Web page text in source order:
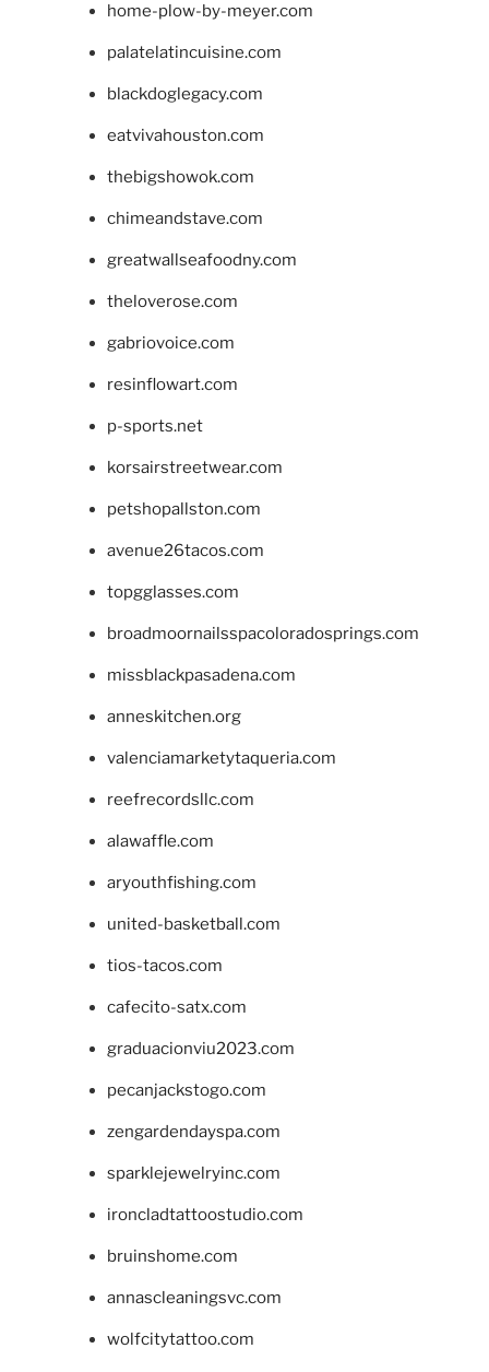
home-plow-by-meyer.com
palatelatincuisine.com
blackdoglegacy.com
eatvivahouston.com
thebigshowok.com
chimeandstave.com
greatwallseafoodny.com
theloverose.com
gabriovoice.com
resinflowart.com
p-sports.net
korsairstreetwear.com
petshopallston.com
avenue26tacos.com
topgglasses.com
broadmoornailsspacoloradosprings.com
missblackpasadena.com
anneskitchen.org
valenciamarketytaqueria.com
reefrecordsllc.com
alawaffle.com
aryouthfishing.com
united-basketball.com
tios-tacos.com
cafecito-satx.com
graduacionviu2023.com
pecanjackstogo.com
zengardendayspa.com
sparklejewelryinc.com
ironcladtattoostudio.com
bruinshome.com
annascleaningsvc.com
wolfcitytattoo.com